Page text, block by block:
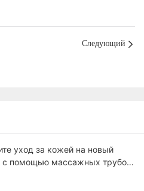
Следующий
уход за кожей на новый
с помощью массажных трубок